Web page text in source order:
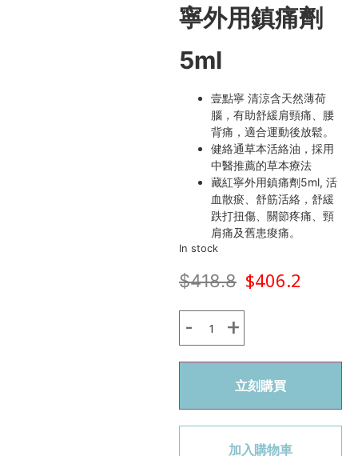
寧外用鎮痛劑
5ml
壹點寧 清涼含天然薄荷
腦，有助舒緩肩頸痛、腰
背痛，適合運動後放鬆。
健絡通草本活絡油，採用
中醫推薦的草本療法
藏紅寧外用鎮痛劑5ml, 活
血散瘀、舒筋活絡，舒緩
跌打扭傷、關節疼痛、頸
肩痛及舊患痠痛。
In stock
$418.8 $406.2
立刻購買
加入購物車